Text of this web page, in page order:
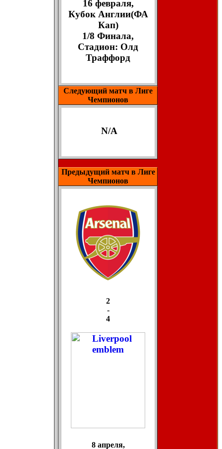
16 февраля,
Кубок Англии(ФА
Кап)
1/8 Финала,
Стадион: Олд
Траффорд
Следующий матч в Лиге
Чемпионов
N/A
Предыдущий матч в Лиге
Чемпионов
2
-
4
8 апреля,